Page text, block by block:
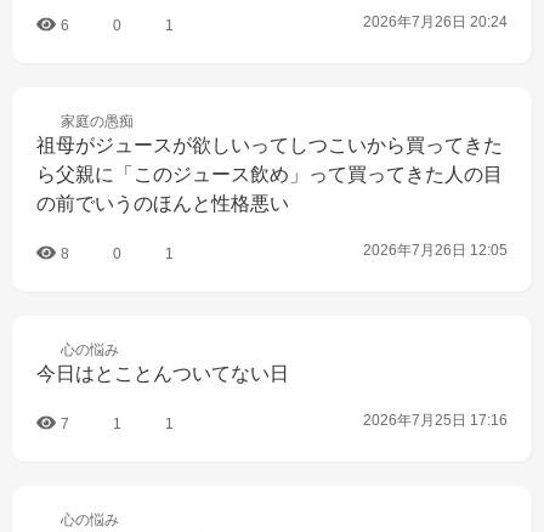
6 0 1 2026年7月26日 20:24
家庭の愚痴
祖母がジュースが欲しいってしつこいから買ってきた
ら父親に「このジュース飲め」って買ってきた人の目
の前でいうのほんと性格悪い
8 0 1 2026年7月26日 12:05
心の悩み
今日はとことんついてない日
7 1 1 2026年7月25日 17:16
心の悩み